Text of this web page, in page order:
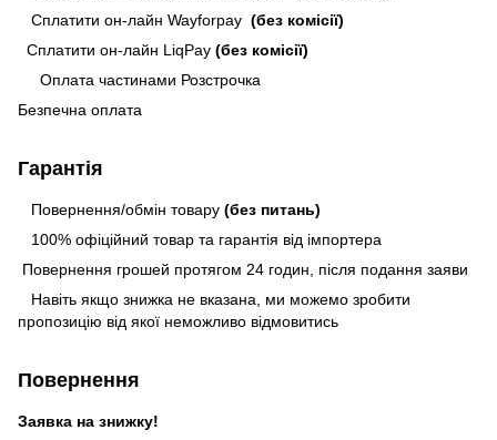
Сплатити он-лайн Wayforpay (без комісії)
Сплатити он-лайн LiqPay (без комісії)
Оплата частинами Розстрочка
Безпечна оплата
Гарантія
Повернення/обмін товару (без питань)
100% офіційний товар та гарантія від імпортера
Повернення грошей протягом 24 годин, після подання заяви
Навіть якщо знижка не вказана, ми можемо зробити
пропозицію від якої неможливо відмовитись
Повернення
Заявка на знижку!